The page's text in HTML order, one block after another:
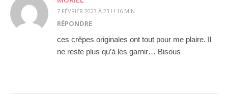
7 FÉVRIER 2023 À 23 H 16 MIN
RÉPONDRE
ces crêpes originales ont tout pour me plaire. Il
ne reste plus qu’à les garnir… Bisous